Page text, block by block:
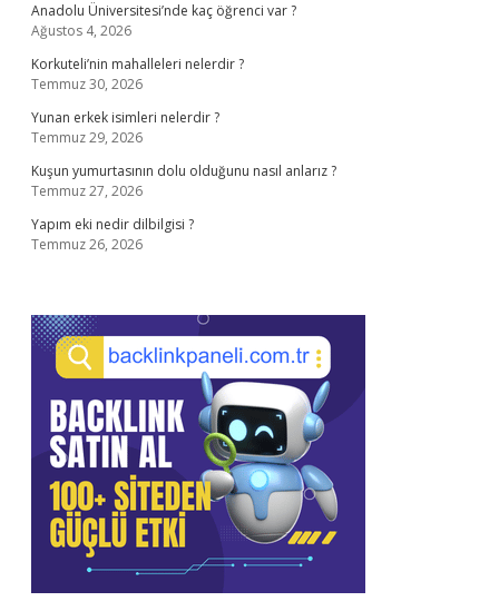
Anadolu Üniversitesi’nde kaç öğrenci var ?
Ağustos 4, 2026
Korkuteli’nin mahalleleri nelerdir ?
Temmuz 30, 2026
Yunan erkek isimleri nelerdir ?
Temmuz 29, 2026
Kuşun yumurtasının dolu olduğunu nasıl anlarız ?
Temmuz 27, 2026
Yapım eki nedir dilbilgisi ?
Temmuz 26, 2026